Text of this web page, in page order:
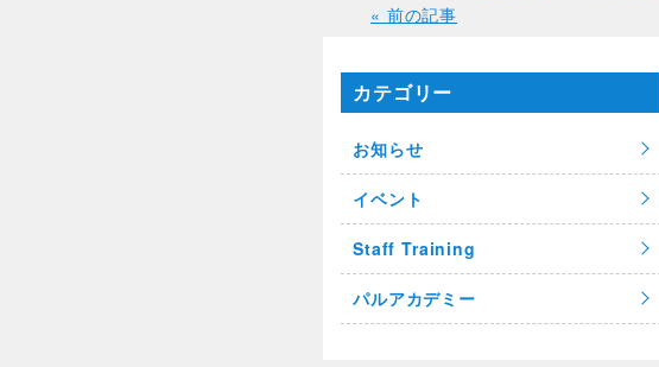
« 前の記事
カテゴリー
お知らせ
イベント
Staff Training
パルアカデミー